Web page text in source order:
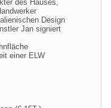
des Hauses,
Design
Jan signiert
einer ELW